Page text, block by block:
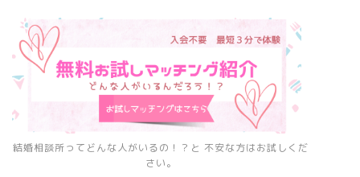
結婚相談所ってどんな人がいるの！？と 不安な方はお試しくだ
さい。